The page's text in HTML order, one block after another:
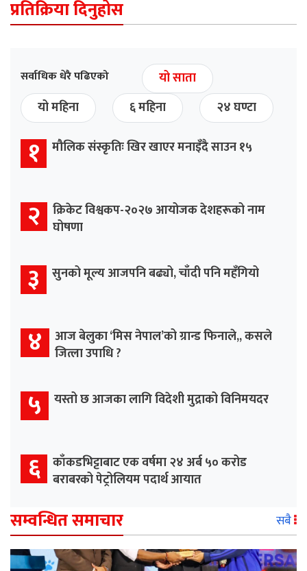
प्रतिक्रिया दिनुहोस
सर्वाधिक धेरै पढिएको
यो साता
यो महिना
६ महिना २४ घण्टा
१ मौलिक संस्कृतिः खिर खाएर मनाइँदै साउन १५
२ क्रिकेट विश्वकप-२०२७ आयोजक देशहरूको नाम
घोषणा
३ सुनको मूल्य आजपनि बढ्यो, चाँदी पनि महँगियो
४ आज बेलुका ‘मिस नेपाल’को ग्रान्ड फिनाले,, कसले
जित्ला उपाधि ?
५ यस्तो छ आजका लागि विदेशी मुद्राको विनिमयदर
६ काँकडभिट्टाबाट एक वर्षमा २४ अर्ब ५० करोड
बराबरको पेट्रोलियम पदार्थ आयात
सम्वन्धित समाचार सबै